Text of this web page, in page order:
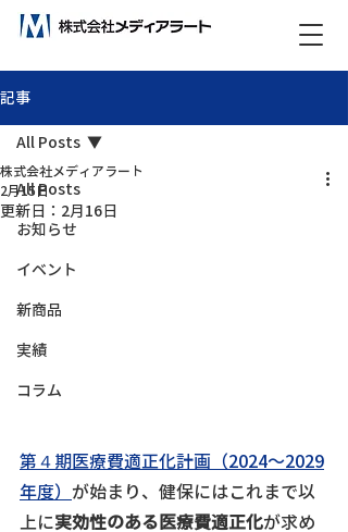
記事
All Posts
お知らせ
イベント
新商品
実績
コラム
All Posts
株式会社メディアラート
2月15日
更新日： 2月16日
第４期医療費適正化計画（2024〜2029
年度） が始まり、健保にはこれまで以
上に実効性のある医療費適正化が求め